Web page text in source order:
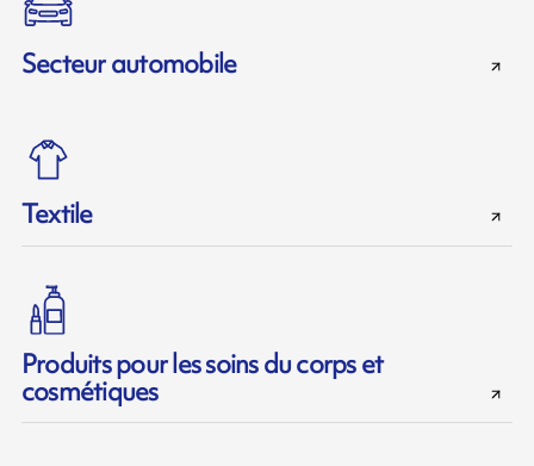
Secteur automobile
Textile
Produits pour les soins du corps et
cosmétiques